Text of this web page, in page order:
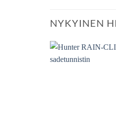
NYKYINEN